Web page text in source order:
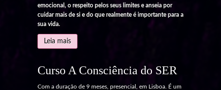
emocional, o respeito pelos seus limites e anseia por
cuidar mais de si e do que realmente é importante para a
sua vida.
Leia mais
Curso A Consciência do SER
Com a duração de 9 meses, presencial, em Lisboa. É um